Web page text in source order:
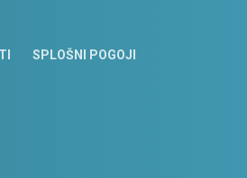
SPLOŠNI POGOJI